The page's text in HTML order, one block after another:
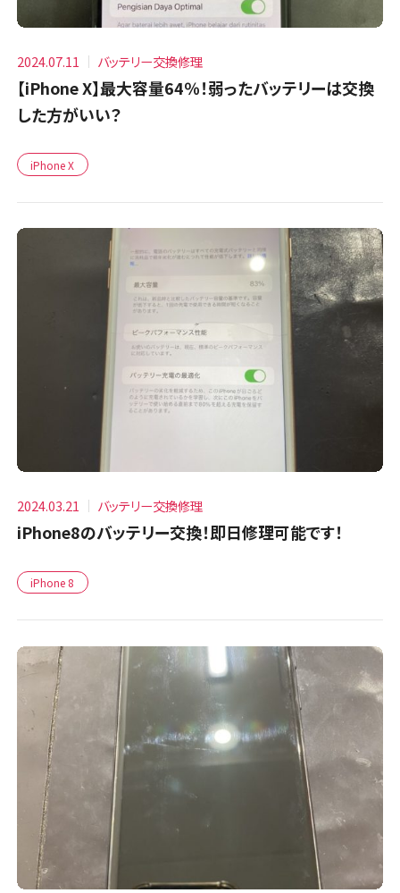
2024.07.11 バッテリー交換修理
【iPhone X】最大容量64％！弱ったバッテリーは交換
した方がいい？
iPhone X
2024.03.21 バッテリー交換修理
iPhone8のバッテリー交換！即日修理可能です！
iPhone 8